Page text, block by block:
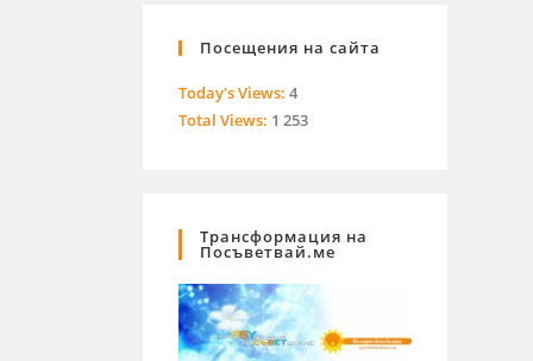
Посещения на сайта
Today's Views: 4
Total Views: 1 253
Трансформация на
Посъветвай.ме